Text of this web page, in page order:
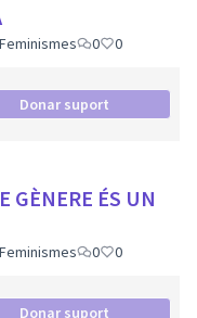
Feminismes 0 0
Donar suport
GÈNERE ÉS UN
Feminismes 0 0
Donar suport